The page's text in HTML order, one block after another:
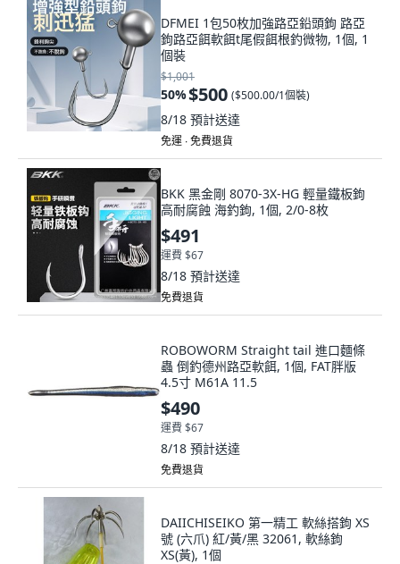
DFMEI 1包50枚加強路亞鉛頭鉤 路亞
鉤路亞餌軟餌t尾假餌根釣微物, 1個, 1
個裝
$1,001
50%$500 ($500.00/1個裝)
8/18 預計送達
免運 ∙ 免費退貨
BKK 黑金剛 8070-3X-HG 輕量鐵板鉤
高耐腐蝕 海釣鉤, 1個, 2/0-8枚
$491
運費 $67
8/18 預計送達
免費退貨
ROBOWORM Straight tail 進口麵條
蟲 倒釣德州路亞軟餌, 1個, FAT胖版
4.5寸 M61A 11.5
$490
運費 $67
8/18 預計送達
免費退貨
DAIICHISEIKO 第一精工 軟絲搭鉤 XS
號 (六爪) 紅/黃/黑 32061, 軟絲鉤
XS(黃), 1個